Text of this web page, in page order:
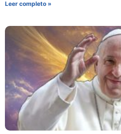
Leer completo »